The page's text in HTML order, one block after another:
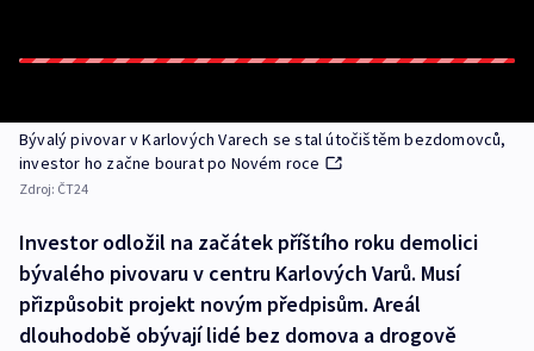
Bývalý pivovar v Karlových Varech se stal útočištěm bezdomovců,
investor ho začne bourat po Novém roce
Zdroj: ČT24
Investor odložil na začátek příštího roku demolici
bývalého pivovaru v centru Karlových Varů. Musí
přizpůsobit projekt novým předpisům. Areál
dlouhodobě obývají lidé bez domova a drogově